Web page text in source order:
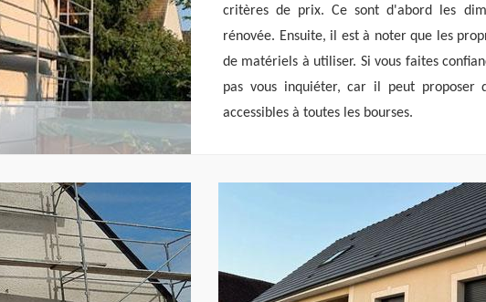
critères de prix. Ce sont d'abord les
rénovée. Ensuite, il est à noter que les
de matériels à utiliser. Si vous faites
pas vous inquiéter, car il peut proposer
accessibles à toutes les bourses.